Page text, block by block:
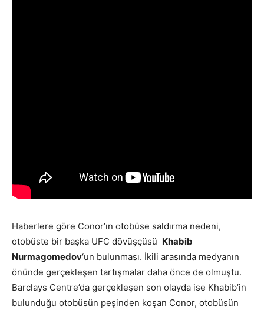
Haberlere göre Conor’ın otobüse saldırma nedeni,
otobüste bir başka UFC dövüşçüsü Khabib
Nurmagomedov‘un bulunması. İkili arasında medyanın
önünde gerçekleşen tartışmalar daha önce de olmuştu.
Barclays Centre’da gerçekleşen son olayda ise Khabib’in
bulunduğu otobüsün peşinden koşan Conor, otobüsün